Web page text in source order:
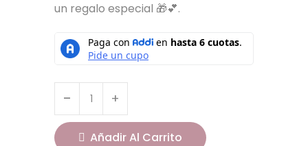
un regalo especial 🎁💕.
Añadir Al Carrito